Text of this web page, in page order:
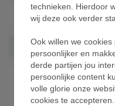
Mayze Wis alles
technieken. Hierdoor
wij deze ook verder
Ook willen we
persoonlijker en
derde partijen jou
persoonlijke content
volle glorie onze
cookies te